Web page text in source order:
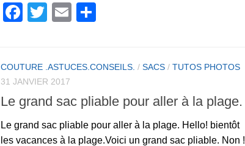
Facebook
TwitterEmail
COUTURE .ASTUCES.CONSEILS. / SACS / TUTOS PHOTOS
31 JANVIER 2017
Le grand sac pliable pour aller à la plage.
Le grand sac pliable pour aller à la plage. Hello! bientôt
les vacances à la plage.Voici un grand sac pliable. Non !